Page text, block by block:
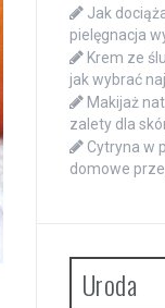
Jak
pielęgnacja
Krem ze
jak wybrać
Makijaż
zalety dla
Cytryna w
domowe
Uroda